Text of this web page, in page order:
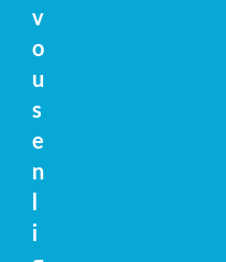
v
o
u
s
e
n
i